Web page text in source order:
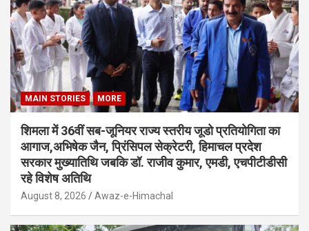
MAIN STORIES MORE
शिमला में 36वीं सब-जूनियर राज्य स्तरीय जूडो प्रतियोगिता का
आगाज,अभिषेक जैन, प्रिंसिपल सेक्रेटरी, हिमाचल प्रदेश
सरकार मुख्यातिथि जबकि डॉ. राजीव कुमार, एमडी, एचपीटीडीसी
रहे विशेष अतिथि
August 8, 2026 Awaz-e-Himachal